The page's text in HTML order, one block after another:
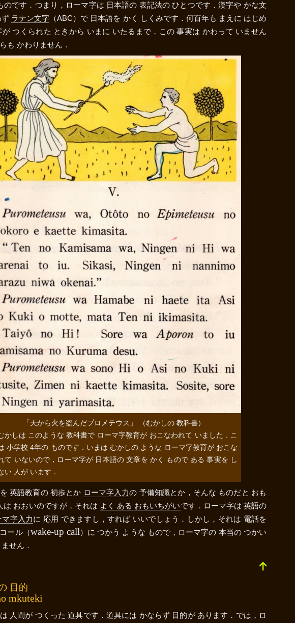
のです．つまり，ローマ字は 日本語の 表記法の ひとつです．漢字や かな文
ず ラテン文字 （ABC）で 日本語を かく しくみです．何百年も まえに はじめ
が つくられた ときから いまに いたるまで，この 事実は かわって いません
も かわりません．
「天から火を盗んだプロメテウス」 （むかしの 教科書）
かしは このような 教科書で ローマ字教育が おこなわれて いました．こ
小学校 4年の ものです．いまは むかしの ような ローマ字教育が おこな
て いないので，ローマ字が 日本語の 文章を かく もので ある 事実を し
い 人が います．
英語教育の 初歩とか ローマ字入力の 予備知識とか，そんな ものだと おも
は おおいのですが，それは よく ある おもいちがいです．ローマ字は 英語の
マ字入力に 応用 できますし，すれば いいでしょう．しかし，それは 電話を
ール（wake-up call）に つかう ような もので，ローマ字の 本当の つかい
せん．
目的
mkuteki
人間が つくった 道具です．道具には かならず 目的が あります．では，ロ